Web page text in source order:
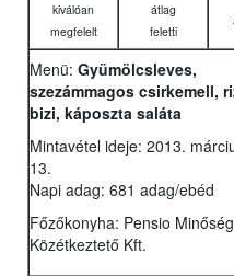
kiválóan
megfelelt
átlag
feletti
Menü: Gyümölcsleves,
szezámmagos csirkemell,
bizi, káposzta saláta
Mintavétel ideje: 2013.
13.
Napi adag: 681 adag/ebéd
Főzőkonyha: Pensio
Közétkeztető Kft.